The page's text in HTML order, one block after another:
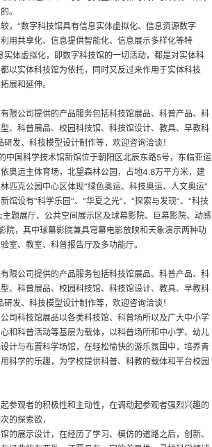
。
，“数字科技馆具有信息实体虚拟化、信息资源数字
用共享化、信息提供智能化、信息展示多样化等特
实体虚拟化，即数字科技馆的一切活动，都是对实体科
以实体科技馆为依托，同时又反过来作用于实体科技
展和延伸。
限公司提供的产品服务包括科技馆展品、科普产品、科
、科普展品、校园科技馆、科技馆设计、教具、早教科
发、科技模型设计制作等，欢迎咨询洽谈！
中国科学技术馆新馆位于朝阳区北辰东路5号，东临亚运
奥运主体育场，北望森林公园，占地4.8万平方米，建
匹克公园中心区体现“绿色奥运、科技奥运、人文奥运”
馆设有“科学乐园”、“华夏之光”、“探索与发现”、“科技
主题展厅、公共空间展示区及球幕影院、巨幕影院、动感
院，其中球幕影院兼具穹幕电影放映和天象演示两种功
室、教室、科普报告厅及多功能厅。
限公司提供的产品服务包括科技馆展品、科普产品、科
、科普展品、校园科技馆、科技馆设计、教具、早教科
发、科技模型设计制作等，欢迎咨询洽谈！
司科技馆展品以各类科技馆、科普场所以及广大中小学
和科普活动等基层为载体，以科普场所和中小学、幼儿
计与布置科学场馆，在轻松愉快的游乐氛围中，培养青
科学的乐趣，为学校提供科普、科教的载体和平台校园
参观者的积极性和主动性，在调动起参观者强烈兴趣的
的探索欲，
的展示设计，在经历了学习、模仿的道路之后，创新、